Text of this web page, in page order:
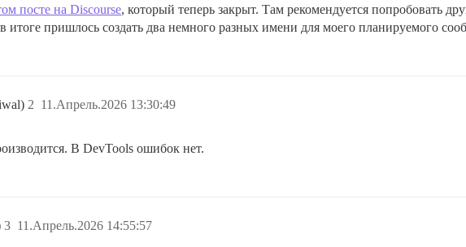
посте на Discourse, который теперь закрыт. Там рекомендуется попробовать
итоге пришлось создать два немного разных имени для моего планируемого
11.Апрель.2026 13:30:49
2
В DevTools ошибок нет.
11.Апрель.2026 14:55:57
3